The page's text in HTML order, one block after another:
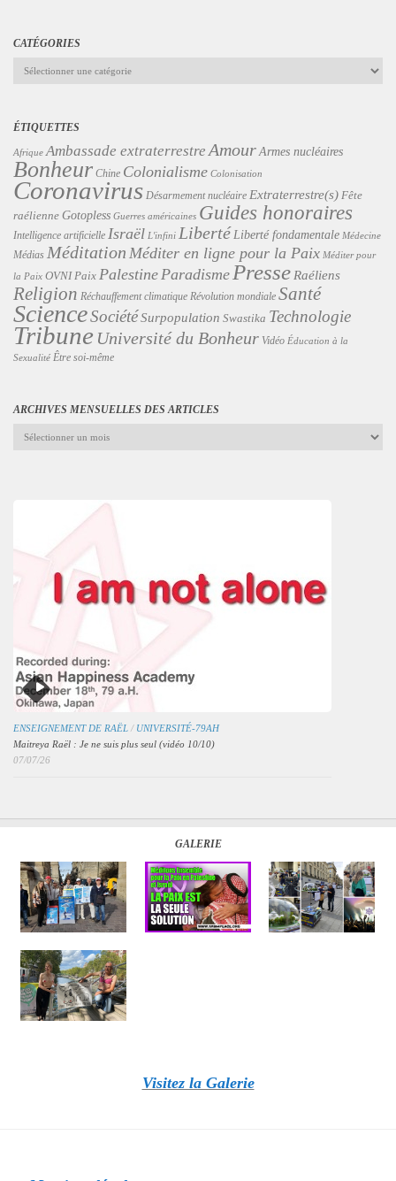
CATÉGORIES
Catégories
ÉTIQUETTES
Afrique Ambassade extraterrestre Amour Armes nucléaires
Bonheur Chine Colonialisme Colonisation
Coronavirus Désarmement nucléaire Extraterrestre(s) Fête
raélienne Gotopless Guerres américaines Guides honoraires
Intelligence artificielle Israël L'infini Liberté Liberté fondamentale Médecine
Médias Méditation Méditer en ligne pour la Paix Méditer pour
la Paix OVNI Paix Palestine Paradisme Presse Raéliens
Religion Réchauffement climatique Révolution mondiale Santé
ScienceSociétéSurpopulation Swastika Technologie
Tribune Université du Bonheur Vidéo Éducation à la
Sexualité Être soi-même
ARCHIVES MENSUELLES DES ARTICLES
Archives
ENSEIGNEMENT DE RAËL / UNIVERSITÉ-79AH
Maitreya Raël : Je ne suis plus seul (vidéo 10/10)
07/07/26
GALERIE
Visitez la Galerie